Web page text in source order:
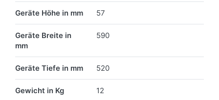
Geräte Höhe in mm 57
Geräte Breite in
mm
590
Geräte Tiefe in mm 520
Gewicht in Kg 12